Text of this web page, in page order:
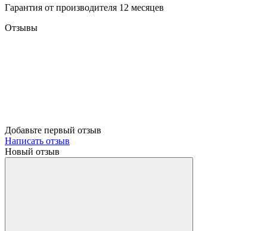
Гарантия от производителя 12 месяцев
Отзывы
Добавьте первый отзыв
Написать отзыв
Новый отзыв